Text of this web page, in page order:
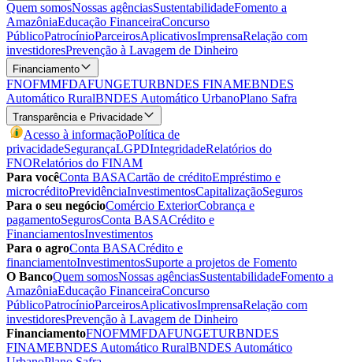
Quem somosNossas agênciasSustentabilidadeFomento a
AmazôniaEducação FinanceiraConcurso
PúblicoPatrocínioParceirosAplicativosImprensaRelação com
investidoresPrevenção à Lavagem de Dinheiro
Financiamento
FNOFMMFDAFUNGETURBNDES FINAMEBNDES
Automático RuralBNDES Automático UrbanoPlano Safra
Transparência e Privacidade
Acesso à informaçãoPolítica de
privacidadeSegurançaLGPDIntegridadeRelatórios do
FNORelatórios do FINAM
Para vocêConta BASACartão de créditoEmpréstimo e
microcréditoPrevidênciaInvestimentosCapitalizaçãoSeguros
Para o seu negócioComércio ExteriorCobrança e
pagamentoSegurosConta BASACrédito e
FinanciamentosInvestimentos
Para o agroConta BASACrédito e
financiamentoInvestimentosSuporte a projetos de Fomento
O BancoQuem somosNossas agênciasSustentabilidadeFomento a
AmazôniaEducação FinanceiraConcurso
PúblicoPatrocínioParceirosAplicativosImprensaRelação com
investidoresPrevenção à Lavagem de Dinheiro
FinanciamentoFNOFMMFDAFUNGETURBNDES
FINAMEBNDES Automático RuralBNDES Automático